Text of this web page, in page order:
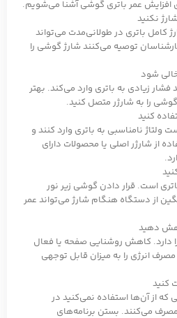
افزایش عمر باتری گوشی آشنا می‌شویم.
کامل باتری در طولانی‌مدت می‌تواند
توصیه می‌کنند شارژ گوشی را
زیادی به باتری وارد می‌کند. بهتر
ولتاژ نامناسبی به باتری وارد کنند و
از شارژر اصلی یا محصولات دارای
است. قرار دادن گوشی زیر نور
از دستگاه هنگام شارژ می‌تواند عمر
دارد. کاهش روشنایی صفحه یا فعال
انرژی را به میزان قابل توجهی
که از آن‌ها استفاده نمی‌کنید در
می‌کنند. بستن برنامه‌های